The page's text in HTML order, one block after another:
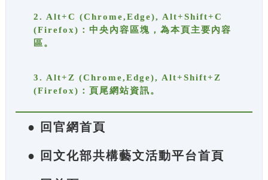
2. Alt+C (Chrome,Edge), Alt+Shift+C
(Firefox)：中央內容區塊，為本頁主要內容
區。
3. Alt+Z (Chrome,Edge), Alt+Shift+Z
(Firefox)：頁尾網站資訊。
● 回官網首頁
● 回文化部共構藝文活動平台首頁